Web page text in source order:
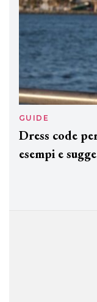
GUIDE
Dress code
esempi e